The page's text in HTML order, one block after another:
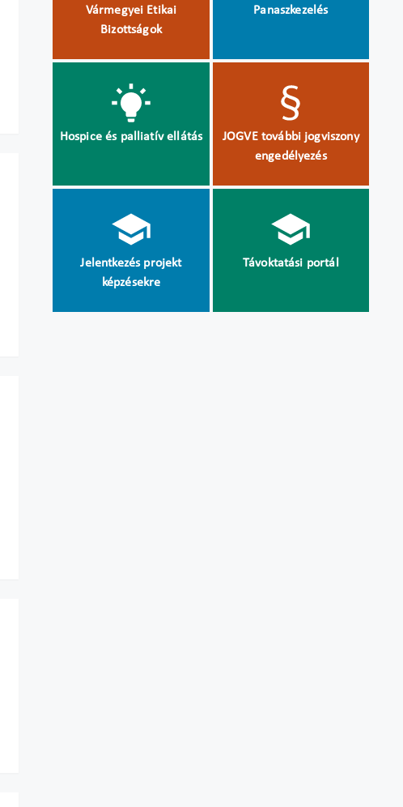
Vármegyei Etikai
Bizottságok
Panaszkezelés
Hospice és palliatív ellátás
JOGVE további jogviszony
engedélyezés
Jelentkezés projekt
képzésekre
Távoktatási portál